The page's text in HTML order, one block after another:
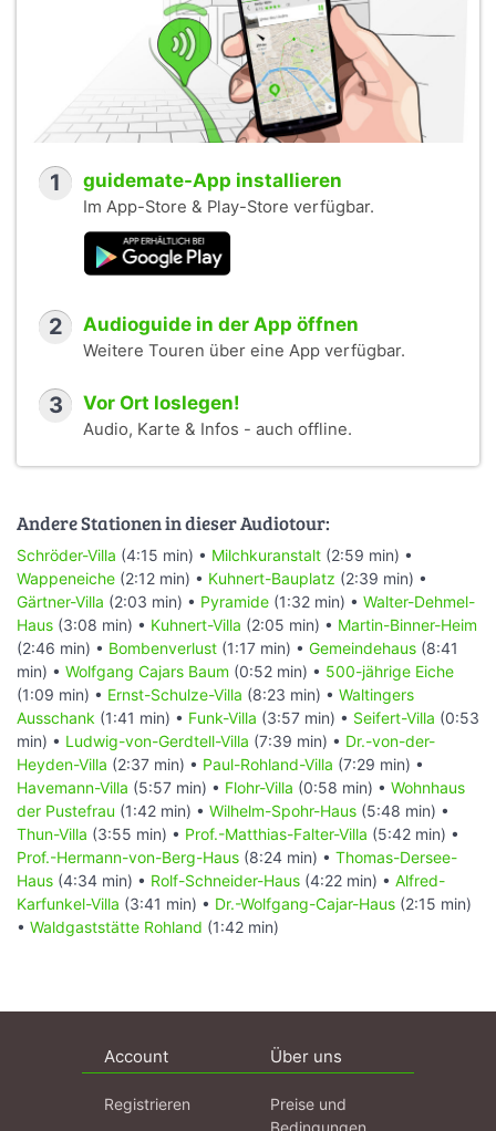
1 guidemate-App installieren
Im App-Store & Play-Store verfügbar.
2 Audioguide in der App öffnen
Weitere Touren über eine App verfügbar.
3 Vor Ort loslegen!
Audio, Karte & Infos - auch offline.
Andere Stationen in dieser Audiotour:
Schröder-Villa (4:15 min) • Milchkuranstalt (2:59 min) •
Wappeneiche (2:12 min) • Kuhnert-Bauplatz (2:39 min) •
Gärtner-Villa (2:03 min) • Pyramide (1:32 min) • Walter-Dehmel-
Haus (3:08 min) • Kuhnert-Villa (2:05 min) • Martin-Binner-Heim
(2:46 min) • Bombenverlust (1:17 min) • Gemeindehaus (8:41
min) • Wolfgang Cajars Baum (0:52 min) • 500-jährige Eiche
(1:09 min) • Ernst-Schulze-Villa (8:23 min) • Waltingers
Ausschank (1:41 min) • Funk-Villa (3:57 min) • Seifert-Villa (0:53
min) • Ludwig-von-Gerdtell-Villa (7:39 min) • Dr.-von-der-
Heyden-Villa (2:37 min) • Paul-Rohland-Villa (7:29 min) •
Havemann-Villa (5:57 min) • Flohr-Villa (0:58 min) • Wohnhaus
der Pustefrau (1:42 min) • Wilhelm-Spohr-Haus (5:48 min) •
Thun-Villa (3:55 min) • Prof.-Matthias-Falter-Villa (5:42 min) •
Prof.-Hermann-von-Berg-Haus (8:24 min) • Thomas-Dersee-
Haus (4:34 min) • Rolf-Schneider-Haus (4:22 min) • Alfred-
Karfunkel-Villa (3:41 min) • Dr.-Wolfgang-Cajar-Haus (2:15 min)
• Waldgaststätte Rohland (1:42 min)
Account
Registrieren
Über uns
Preise und
Bedingungen